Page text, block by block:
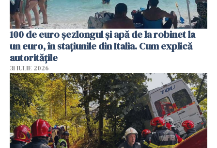
100 de euro șezlongul și apă de la robinet la
un euro, în stațiunile din Italia. Cum explică
autoritățile
31 IULIE 2026